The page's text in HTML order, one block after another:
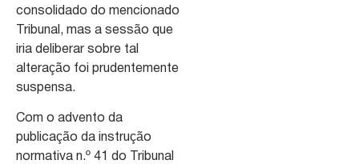
consolidado do mencionado
Tribunal, mas a sessão que
iria deliberar sobre tal
alteração foi prudentemente
suspensa.
Com o advento da
publicação da instrução
normativa n.º 41 do Tribunal